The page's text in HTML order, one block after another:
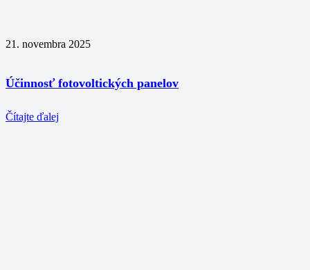
21. novembra 2025
Účinnosť fotovoltických panelov
Čítajte ďalej